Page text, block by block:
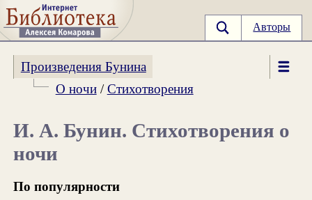
Авторы
Произведения Бунина
О ночи/Стихотворения
И. А. Бунин. Стихотворения о
ночи
По популярности